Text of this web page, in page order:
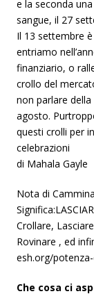
e la seconda
sangue, il 27
Il 13 settembre
entriamo
finanziario, o
crollo del
non parlare
agosto.
questi crolli per
celebrazioni
di Mahala Gayle
Nota di
Crollare,
Rovinare , ed
esh.org/
Che cosa ci